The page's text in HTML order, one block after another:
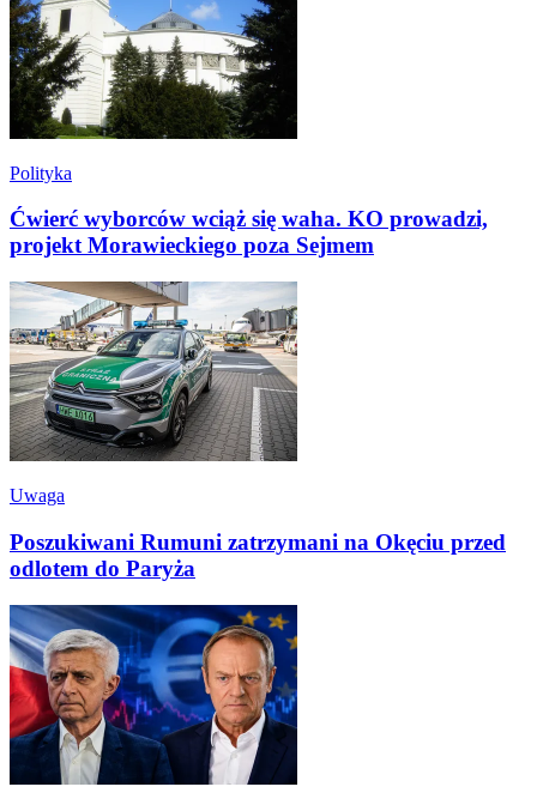
Polityka
Ćwierć wyborców wciąż się waha. KO prowadzi,
projekt Morawieckiego poza Sejmem
Uwaga
Poszukiwani Rumuni zatrzymani na Okęciu przed
odlotem do Paryża